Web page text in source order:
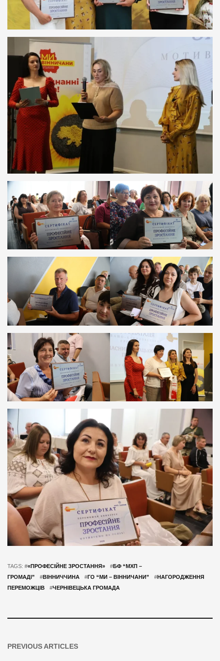
TAGS: #«ПРОФЕСІЙНЕ ЗРОСТАННЯ» #БФ “МХП –
ГРОМАДІ”
#ВІННИЧЧИНА #ГО “МИ – ВІННИЧАНИ” #НАГОРОДЖЕННЯ
ПЕРЕМОЖЦІВ
#ЧЕРНІВЕЦЬКА ГРОМАДА
PREVIOUS ARTICLES